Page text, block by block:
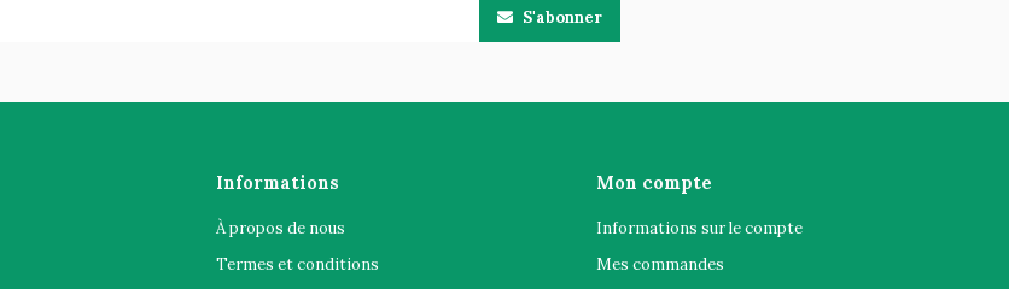
S'abonner
Informations
À propos de nous
Termes et conditions
Mon compte
Informations sur le compte
Mes commandes